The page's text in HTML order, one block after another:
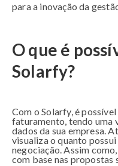
para a inovação da
O que é
Solarfy?
Com o Solarfy, é
faturamento, tendo uma
dados da sua empresa.
visualiza o quanto
negociação. Assim
com base nas propostas